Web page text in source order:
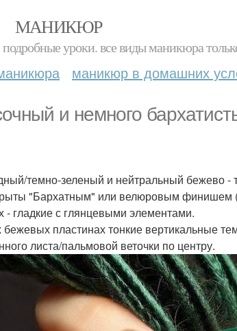
МАНИКЮР
уроки. все виды маникюра
маникюр в домашних
и немного
темно-зеленый и нейтральный бежево -
"Бархатным" или велюровым
- гладкие с глянцевыми элементами.
бежевых пластинах тонкие вертикальные
листа/пальмовой веточки по центру.